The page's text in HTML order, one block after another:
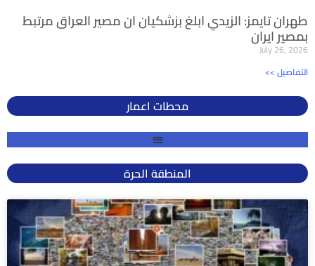
طهران تايمز: الزيدي ابلغ بزشكيان ان مصير العراق مرتبط
بمصير ايران
July 26, 2026
<< التفاصيل
محطات اعمار
المنطقة الحرة